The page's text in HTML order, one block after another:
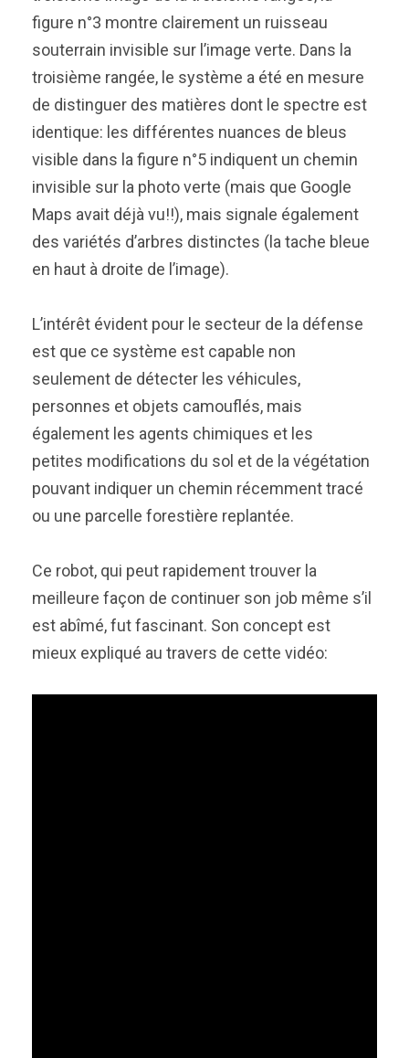
figure n°3 montre clairement un ruisseau
souterrain invisible sur l’image verte. Dans la
troisième rangée, le système a été en mesure
de distinguer des matières dont le spectre est
identique: les différentes nuances de bleus
visible dans la figure n°5 indiquent un chemin
invisible sur la photo verte (mais que Google
Maps avait déjà vu!!), mais signale également
des variétés d’arbres distinctes (la tache bleue
en haut à droite de l’image).
L’intérêt évident pour le secteur de la défense
est que ce système est capable non
seulement de détecter les véhicules,
personnes et objets camouflés, mais
également les agents chimiques et les
petites modifications du sol et de la végétation
pouvant indiquer un chemin récemment tracé
ou une parcelle forestière replantée.
Ce robot, qui peut rapidement trouver la
meilleure façon de continuer son job même s’il
est abîmé, fut fascinant. Son concept est
mieux expliqué au travers de cette vidéo: